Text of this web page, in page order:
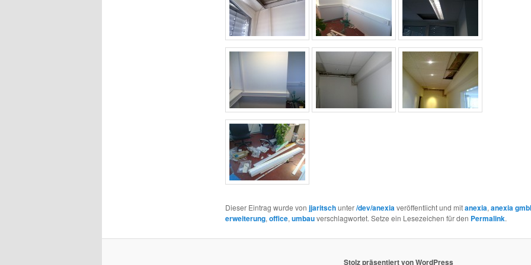
Dieser Eintrag wurde von jjaritschunter/dev/anexiaveröffentlicht und mitanexia, anexia
erweiterung, office, umbauverschlagwortet. Setze ein Lesezeichen für den Permalink.
Stolz präsentiert von WordPress